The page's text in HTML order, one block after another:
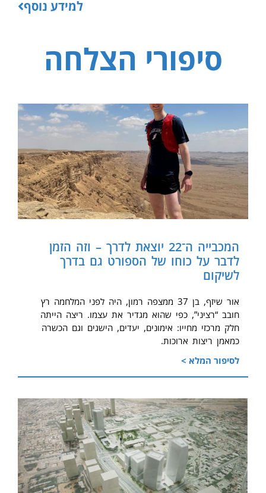
למידע נוסף
סיפורי הצלחה
המכבייה ה־22 יוצאת לדרך – וזה הזמן
לדבר על כוחו של הספורט גם בדרך
לשיקום
אור שיזף, בן 37 ממצפה רמון, היה לפני המלחמה רץ
חובב “רציני”, כפי שהוא מגדיר את עצמו. ריצה הייתה
חלק מרכזי מחייו: אימונים, יעדים, הישגים וגם הכשרה
כמאמן ריצות ארוכות.
לסיפור המלא >